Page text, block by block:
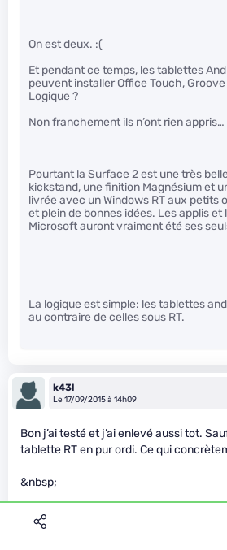
On est deux. :(
Et pendant ce temps, les tablettes
peuvent installer Office Touch,
Logique ?
Non franchement ils n’ont rien appris…
Pourtant la Surface 2 est une très
kickstand, une finition Magnésium et
livrée avec un Windows RT aux petits
et plein de bonnes idées. Les applis et
Microsoft auront vraiment été ses
La logique est simple: les tablettes
au contraire de celles sous RT.
k43l
Le 17/09/2015 à 14h09
Bon j’ai testé et j’ai enlevé aussi tot.
tablette RT en pur ordi. Ce qui
&nbsp;
Tout comme à l’époque du lumia 800, je
renouvellement d’un produit